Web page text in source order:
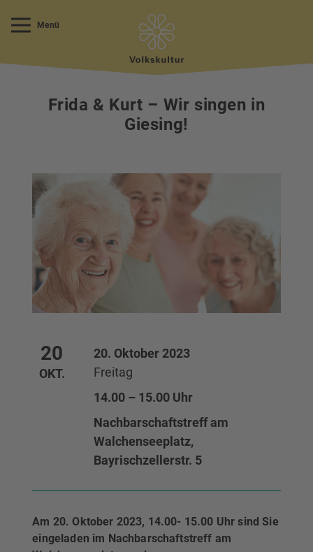
Menü
Frida & Kurt – Wir singen in
Giesing!
20
OKT.
20. Oktober 2023
Freitag
14.00 – 15.00 Uhr
Nachbarschaftstreff am
Walchenseeplatz,
Bayrischzellerstr. 5
Am 20. Oktober 2023, 14.00- 15.00 Uhr sind Sie
eingeladen im Nachbarschaftstreff am